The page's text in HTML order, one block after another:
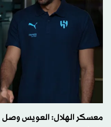
معسكر الهلال: العويس وصل